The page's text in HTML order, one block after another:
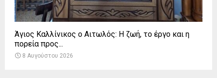
Άγιος Καλλίνικος ο Αιτωλός: Η ζωή, το έργο και η
πορεία προς...
8 Αυγούστου 2026